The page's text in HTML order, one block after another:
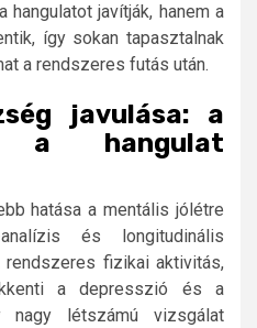
hangulatot javítják, hanem a
így sokan tapasztalnak
a rendszeres futás után.
javulása: a
a hangulat
hatása a mentális jólétre
és longitudinális
rendszeres fizikai aktivitás,
a depresszió és a
nagy létszámú vizsgálat